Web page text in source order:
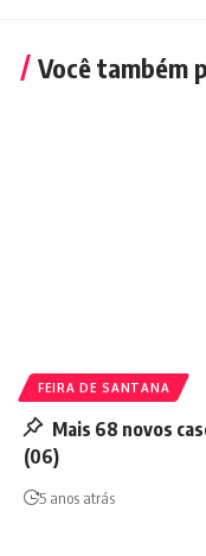
Você também
FEIRA DE SANTANA
Mais 68 novos
(06)
5 anos atrás